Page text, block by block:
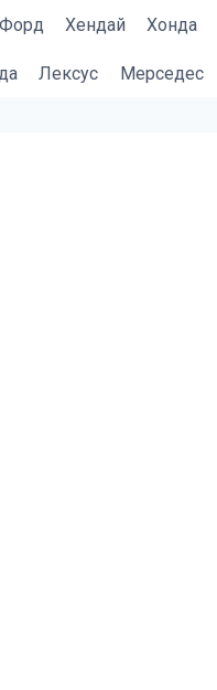
Форд Хендай Хонда
Лексус Мерседес